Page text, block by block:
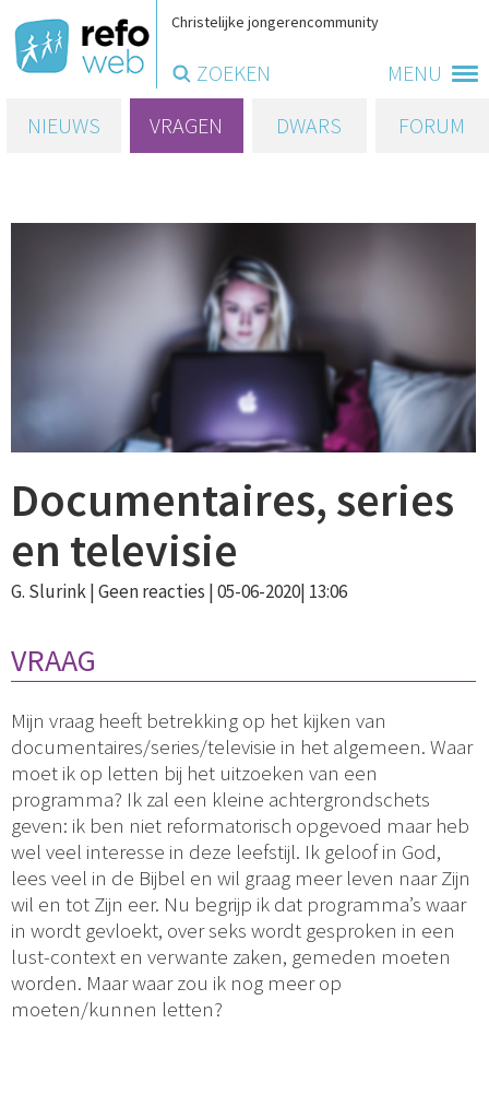
MENU
Christelijke jongerencommunity
ZOEKEN
NIEUWS
VRAGEN DWARS FORUM
Documentaires, series
en televisie
G. Slurink |Geen reacties | 05-06-2020| 13:06
VRAAG
Mijn vraag heeft betrekking op het kijken van
documentaires/series/televisie in het algemeen. Waar
moet ik op letten bij het uitzoeken van een
programma? Ik zal een kleine achtergrondschets
geven: ik ben niet reformatorisch opgevoed maar heb
wel veel interesse in deze leefstijl. Ik geloof in God,
lees veel in de Bijbel en wil graag meer leven naar Zijn
wil en tot Zijn eer. Nu begrijp ik dat programma’s waar
in wordt gevloekt, over seks wordt gesproken in een
lust-context en verwante zaken, gemeden moeten
worden. Maar waar zou ik nog meer op
moeten/kunnen letten?